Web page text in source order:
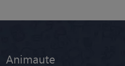
Animaute